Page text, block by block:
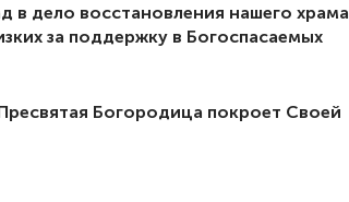
в дело восстановления нашего храма
за поддержку в Богоспасаемых
Богородица покроет Своей